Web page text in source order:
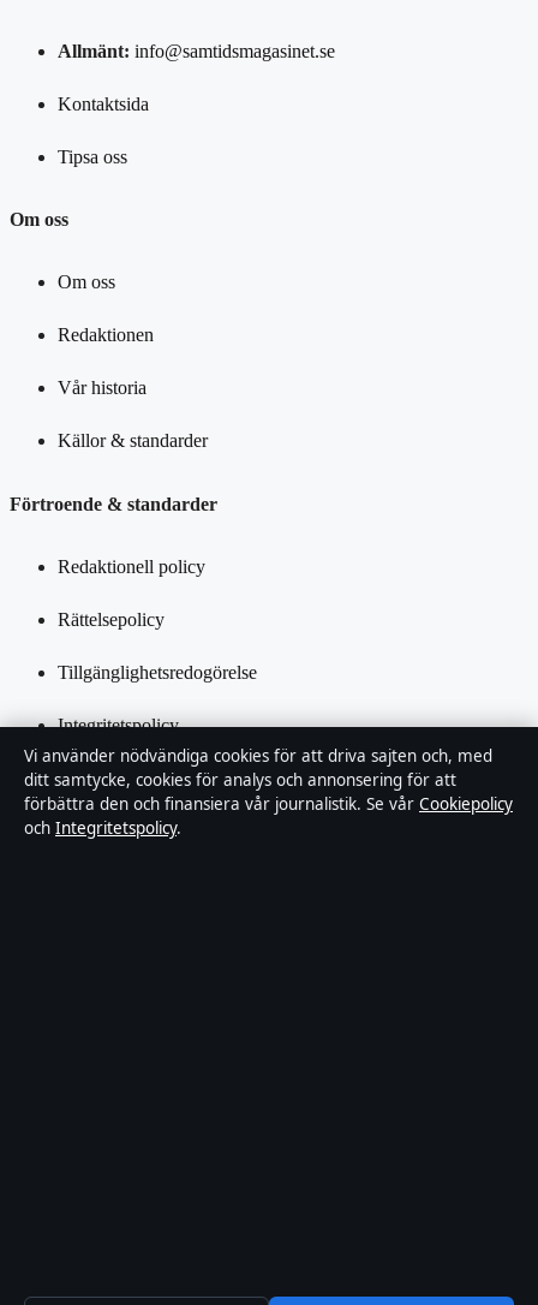
Allmänt: info@samtidsmagasinet.se
Kontaktsida
Tipsa oss
Om oss
Om oss
Redaktionen
Vår historia
Källor & standarder
Förtroende & standarder
Redaktionell policy
Rättelsepolicy
Tillgänglighetsredogörelse
Integritetspolicy
Kändisar & integritet
Om Samtidsmagasinet i korthet
Vi använder nödvändiga cookies för att driva sajten och, med
ditt samtycke, cookies för analys och annonsering för att
förbättra den och finansiera vår journalistik. Se vår Cookiepolicy
och Integritetspolicy.